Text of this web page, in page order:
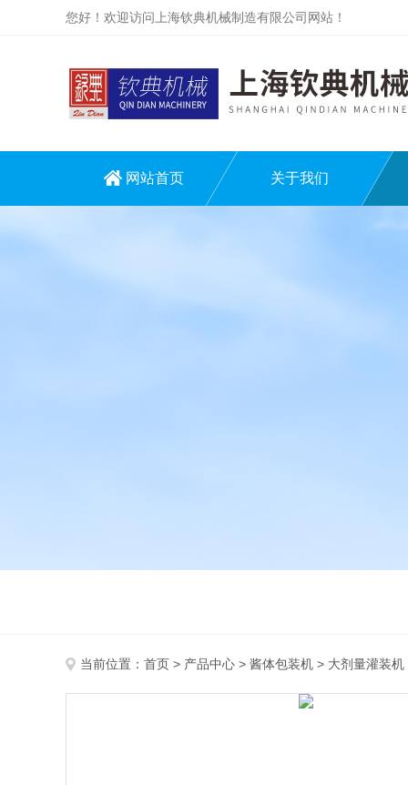
您好！欢迎访问上海钦典机械制造有限公司网站！
网站首页 关于我们
当前位置： 首页 > 产品中心 > 酱体包装机 > 大剂量灌装机